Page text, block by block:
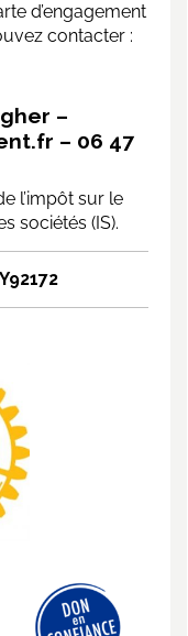
d’engagement
contacter :
–
– 06 47
l’impôt sur le
sociétés (IS).